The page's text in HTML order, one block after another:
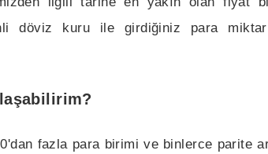
döviz kuru ile girdiğiniz para
fazla para birimi ve binlerce parite